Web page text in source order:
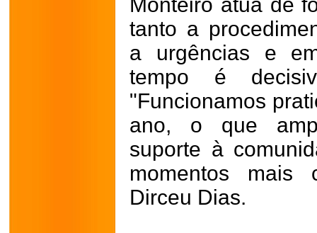
tanto a
a urgências e
tempo é
"Funcionamos
ano, o que
suporte à
momentos mais
Dirceu Dias.